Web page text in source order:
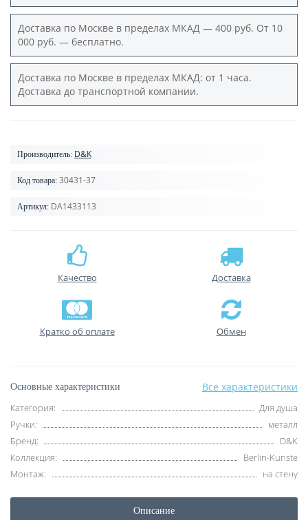
Доставка по Москве в пределах МКАД — 400 руб. От 10
000 руб. — бесплатно.
Доставка по Москве в пределах МКАД: от 1 часа.
Доставка до транспортной компании.
Производитель: D&K
Код товара: 30431-37
Артикул: DA1433113
Качество Доставка
Кратко об оплате Обмен
Основные характеристики Все характеристики
Категория:
Для душа
Ручки:
металл
Бренд:
D&K
Коллекция:
Berlin-Kunste
Монтаж:
на стену
Описание